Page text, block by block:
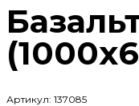
Артикул: 137085